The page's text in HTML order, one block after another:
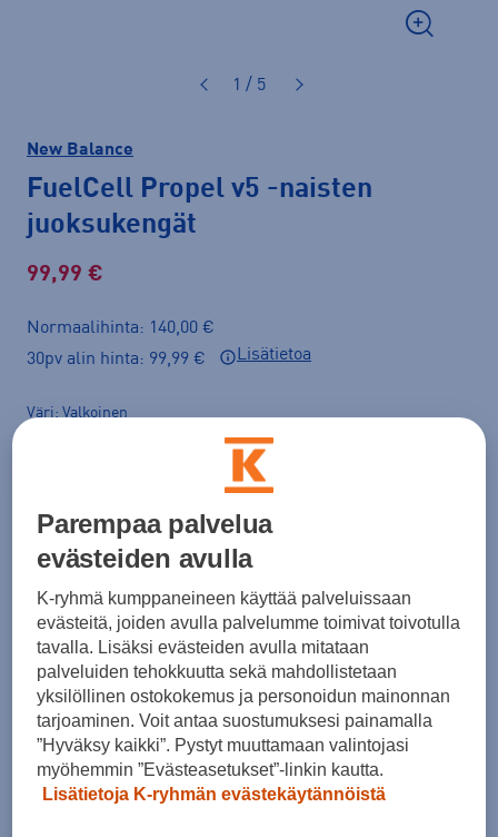
1 / 5
New Balance
FuelCell Propel v5 -naisten
juoksukengät
99,99 €
Normaalihinta: 140,00 €
30pv alin hinta: 99,99 €
Lisätietoa
Väri Valkoinen
Koko
36,5
Kokotaulukko
Lisää ostoskoriin
Parempaa palvelua
evästeiden avulla
K-ryhmä kumppaneineen käyttää palveluissaan
evästeitä, joiden avulla palvelumme toimivat toivotulla
tavalla. Lisäksi evästeiden avulla mitataan
palveluiden tehokkuutta sekä mahdollistetaan
yksilöllinen ostokokemus ja personoidun mainonnan
tarjoaminen. Voit antaa suostumuksesi painamalla
”Hyväksy kaikki”. Pystyt muuttamaan valintojasi
myöhemmin ”Evästeasetukset”-linkin kautta.
Lisätietoja K-ryhmän evästekäytännöistä